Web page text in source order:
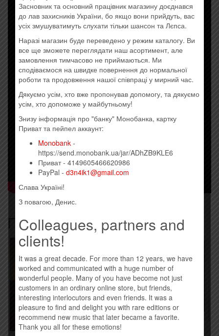
Похожие товары
Засновник та основний працівник магазину доєднався
до лав захисників України, бо якщо вони прийдуть, вас
усіх змушуватимуть слухати тільки шансон та Лєпса.
Наразі магазин буде переведено у режим каталогу. Ви
все ще зможете переглядати наш асортимент, але
замовлення тимчасово не приймаються. Ми
сподіваємося на швидке повернення до нормальної
роботи та продовження нашої співпраці у мирний час.
Дякуємо усім, хто вже пропонував допомогу, та дякуємо
усім, хто допоможе у майбутньому!
Знизу інформація про "банку" Монобанка, картку
Приват та пейпел аккаунт:
Monobank -
https://send.monobank.ua/jar/ADhZB9KLE6
Приват - 4149605466620986
PayPal - d3n4ik1@gmail.com
Слава Україні!
З повагою, Денис.
Colleagues, partners and
clients!
It was a great decade. For more than 12 years, we have
worked and communicated with a huge number of
wonderful people. Many of you have become not just
customers in an ordinary online store, but friends,
interesting interlocutors and even friends. It was a
pleasure to find and delight you with rare editions or
recommend new music that later became a favorite.
Thank you all for these emotions!